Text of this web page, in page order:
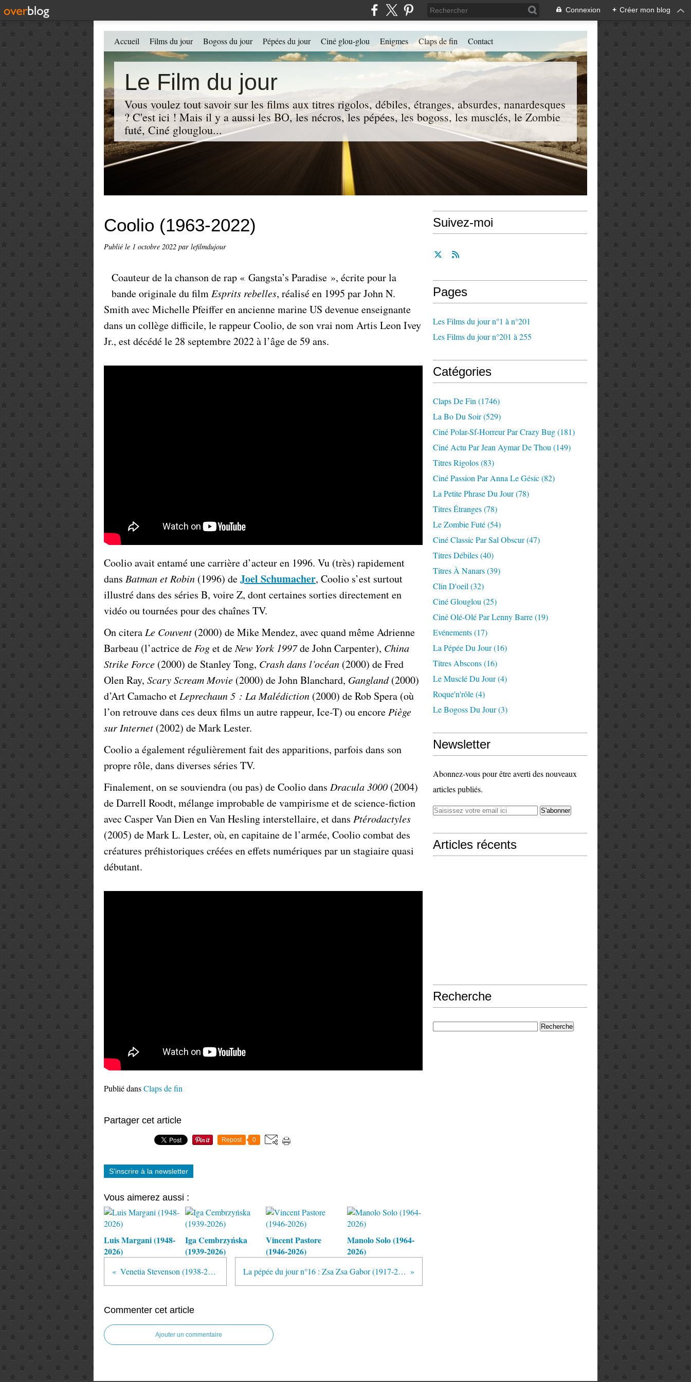
Connexion + Créer mon blog
Le Film du jour
Vous voulez tout savoir sur les films aux titres rigolos, débiles, étranges, absurdes, nanardesques
? C'est ici ! Mais il y a aussi les BO, les nécros, les pépées, les bogoss, les musclés, le Zombie
futé, Ciné glouglou...
Accueil Films du jour Bogoss du jour Pépées du jour Ciné glou-glou Enigmes Claps de fin Contact
Coolio (1963-2022)
Publié le 1 octobre 2022 par lefilmdujour
Coauteur de la chanson de rap « Gangsta’s Paradise », écrite pour la
bande originale du film Esprits rebelles, réalisé en 1995 par John N.
Smith avec Michelle Pfeiffer en ancienne marine US devenue enseignante
dans un collège difficile, le rappeur Coolio, de son vrai nom Artis Leon Ivey
Jr., est décédé le 28 septembre 2022 à l’âge de 59 ans.
Coolio avait entamé une carrière d’acteur en 1996. Vu (très) rapidement
dans Batman et Robin (1996) deJoel Schumacher, Coolio s’est surtout
illustré dans des séries B, voire Z, dont certaines sorties directement en
vidéo ou tournées pour des chaînes TV.
On citera Le Couvent (2000) de Mike Mendez, avec quand même Adrienne
Barbeau (l’actrice de Foget deNew York 1997de John Carpenter), China
Strike Force (2000) de Stanley Tong, Crash dans l’océan (2000) de Fred
Olen Ray, Scary Scream Movie (2000) de John Blanchard, Gangland(2000)
d’Art Camacho et Leprechaun 5 : La Malédiction (2000) de Rob Spera (où
l’on retrouve dans ces deux films un autre rappeur, Ice-T) ou encore Piège
sur Internet (2002) de Mark Lester.
Coolio a également régulièrement fait des apparitions, parfois dans son
propre rôle, dans diverses séries TV.
Finalement, on se souviendra (ou pas) de Coolio dans Dracula 3000 (2004)
de Darrell Roodt, mélange improbable de vampirisme et de science-fiction
avec Casper Van Dien en Van Hesling interstellaire, et dans Ptérodactyles
(2005) de Mark L. Lester, où, en capitaine de l’armée, Coolio combat des
créatures préhistoriques créées en effets numériques par un stagiaire quasi
débutant.
Publié dansClaps de fin
Partager cet article
Repost 0
S'inscrire à la newsletter
Vous aimerez aussi :
Luis Margani (1948-
2026)
Iga Cembrzyńska
(1939-2026)
Vincent Pastore
(1946-2026)
Manolo Solo (1964-
2026)
Venetia Stevenson (1938-2022) La pépée du jour n°16 : Zsa Zsa Gabor (1917-2016)
Commenter cet article
Ajouter un commentaire
Suivez-moi
Pages
Les Films du jour n°1 à n°201
Les Films du jour n°201 à 255
Catégories
Claps De Fin (1746)
La Bo Du Soir(529)
Ciné Polar-Sf-Horreur Par Crazy Bug(181)
Ciné Actu Par Jean Aymar De Thou (149)
Titres Rigolos(83)
Ciné Passion Par Anna Le Gésic(82)
La Petite Phrase Du Jour(78)
Titres Étranges(78)
Le Zombie Futé(54)
Ciné Classic Par Sal Obscur(47)
Titres Débiles(40)
Titres À Nanars(39)
Clin D'oeil (32)
Ciné Glouglou (25)
Ciné Olé-Olé Par Lenny Barre(19)
Evénements(17)
La Pépée Du Jour(16)
Titres Abscons(16)
Le Musclé Du Jour(4)
Roque'n'rôle(4)
Le Bogoss Du Jour(3)
Newsletter
Abonnez-vous pour être averti des nouveaux
articles publiés.
Articles récents
Recherche